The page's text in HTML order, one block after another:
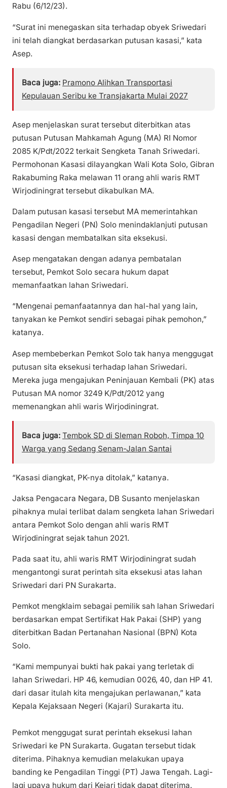
Rabu (6/12/23).
“Surat ini menegaskan sita terhadap obyek Sriwedari
ini telah diangkat berdasarkan putusan kasasi,” kata
Asep.
Baca juga: Pramono Alihkan Transportasi
Kepulauan Seribu ke Transjakarta Mulai 2027
Asep menjelaskan surat tersebut diterbitkan atas
putusan Putusan Mahkamah Agung (MA) RI Nomor
2085 K/Pdt/2022 terkait Sengketa Tanah Sriwedari.
Permohonan Kasasi dilayangkan Wali Kota Solo, Gibran
Rakabuming Raka melawan 11 orang ahli waris RMT
Wirjodiningrat tersebut dikabulkan MA.
Dalam putusan kasasi tersebut MA memerintahkan
Pengadilan Negeri (PN) Solo menindaklanjuti putusan
kasasi dengan membatalkan sita eksekusi.
Asep mengatakan dengan adanya pembatalan
tersebut, Pemkot Solo secara hukum dapat
memanfaatkan lahan Sriwedari.
“Mengenai pemanfaatannya dan hal-hal yang lain,
tanyakan ke Pemkot sendiri sebagai pihak pemohon,”
katanya.
Asep membeberkan Pemkot Solo tak hanya menggugat
putusan sita eksekusi terhadap lahan Sriwedari.
Mereka juga mengajukan Peninjauan Kembali (PK) atas
Putusan MA nomor 3249 K/Pdt/2012 yang
memenangkan ahli waris Wirjodiningrat.
Baca juga: Tembok SD di Sleman Roboh, Timpa 10
Warga yang Sedang Senam-Jalan Santai
“Kasasi diangkat, PK-nya ditolak,” katanya.
Jaksa Pengacara Negara, DB Susanto menjelaskan
pihaknya mulai terlibat dalam sengketa lahan Sriwedari
antara Pemkot Solo dengan ahli waris RMT
Wirjodiningrat sejak tahun 2021.
Pada saat itu, ahli waris RMT Wirjodiningrat sudah
mengantongi surat perintah sita eksekusi atas lahan
Sriwedari dari PN Surakarta.
Pemkot mengklaim sebagai pemilik sah lahan Sriwedari
berdasarkan empat Sertifikat Hak Pakai (SHP) yang
diterbitkan Badan Pertanahan Nasional (BPN) Kota
Solo.
“Kami mempunyai bukti hak pakai yang terletak di
lahan Sriwedari. HP 46, kemudian 0026, 40, dan HP 41.
dari dasar itulah kita mengajukan perlawanan,” kata
Kepala Kejaksaan Negeri (Kajari) Surakarta itu.
Pemkot menggugat surat perintah eksekusi lahan
Sriwedari ke PN Surakarta. Gugatan tersebut tidak
diterima. Pihaknya kemudian melakukan upaya
banding ke Pengadilan Tinggi (PT) Jawa Tengah. Lagi-
lagi upaya hukum dari Kejari tidak dapat diterima.